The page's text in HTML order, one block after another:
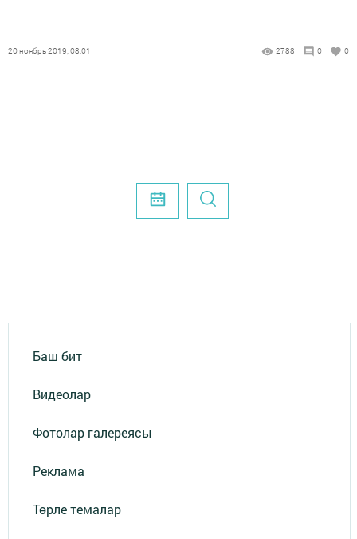
20 ноябрь 2019, 08:01 2788 0 0
Баш бит
Видеолар
Фотолар галереясы
Реклама
Төрле темалар